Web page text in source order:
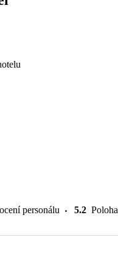
personálu 5.2 Poloha